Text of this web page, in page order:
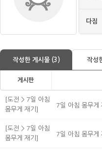
다짐
작성한 게시물 (3) 작성
게시판
[도전 > 7일 아침
몸무게 재기]
7일 아침 몸무게
[도전 > 7일 아침
몸무게 재기]
7일 아침 몸무게